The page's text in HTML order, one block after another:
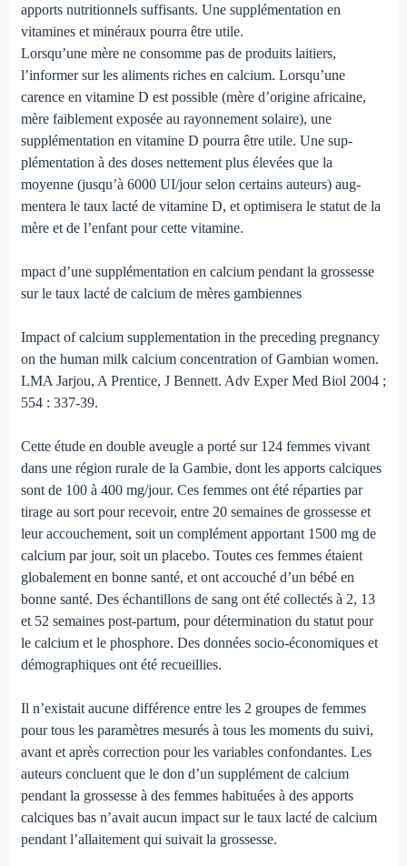
apports nutritionnels suffisants. Une supplémentation en
vitamines et minéraux pourra être utile.
Lorsqu’une mère ne consomme pas de produits laitiers,
l’informer sur les aliments riches en calcium. Lorsqu’une
carence en vitamine D est possible (mère d’origine africaine,
mère faiblement exposée au rayonnement solaire), une
supplémentation en vitamine D pourra être utile. Une sup­
plémentation à des doses nettement plus élevées que la
moyenne (jusqu’à 6000 UI/jour selon certains auteurs) aug­
mentera le taux lacté de vitamine D, et optimisera le statut de la
mère et de l’enfant pour cette vitamine.
mpact d’une supplémentation en calcium pendant la grossesse
sur le taux lacté de calcium de mères gambiennes
Impact of calcium supplementation in the preceding pregnancy
on the human milk calcium concentration of Gam­bian women.
LMA Jarjou, A Prentice, J Bennett. Adv Exper Med Biol 2004 ;
554 : 337-39.
Cette étude en double aveugle a porté sur 124 femmes vivant
dans une région rurale de la Gambie, dont les apports calciques
sont de 100 à 400 mg/jour. Ces femmes ont été réparties par
tirage au sort pour recevoir, entre 20 semai­nes de grossesse et
leur accouchement, soit un complément apportant 1500 mg de
calcium par jour, soit un placebo. Toutes ces femmes étaient
globalement en bonne santé, et ont accouché d’un bébé en
bonne santé. Des échantillons de sang ont été collectés à 2, 13
et 52 semaines post-partum, pour détermination du statut pour
le calcium et le phosphore. Des données socio-économiques et
démographiques ont été recueillies.
Il n’existait aucune différence entre les 2 groupes de femmes
pour tous les paramètres mesurés à tous les moments du suivi,
avant et après correction pour les variables confondantes. Les
auteurs concluent que le don d’un supplé­ment de calcium
pendant la grossesse à des femmes habituées à des apports
calciques bas n’avait aucun impact sur le taux lacté de calcium
pendant l’allaitement qui suivait la grossesse.